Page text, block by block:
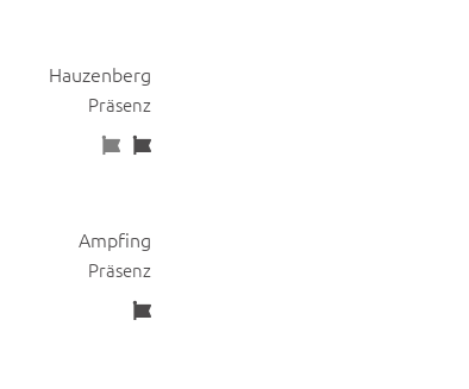
Hauzenberg
Präsenz
Ampfing
Präsenz